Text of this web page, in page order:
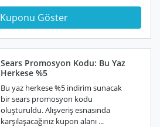
Kuponu Göster
Sears Promosyon Kodu: Bu Yaz
Herkese %5
Bu yaz herkese %5 indirim sunacak
bir sears promosyon kodu
oluşturuldu. Alışveriş esnasında
karşılaşacağınız kupon alanı ...